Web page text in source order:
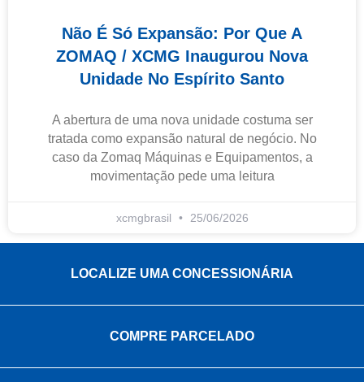
Não É Só Expansão: Por Que A
ZOMAQ / XCMG Inaugurou Nova
Unidade No Espírito Santo
A abertura de uma nova unidade costuma ser
tratada como expansão natural de negócio. No
caso da Zomaq Máquinas e Equipamentos, a
movimentação pede uma leitura
xcmgbrasil 25/06/2026
LOCALIZE UMA CONCESSIONÁRIA
COMPRE PARCELADO